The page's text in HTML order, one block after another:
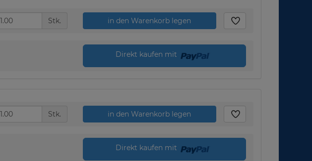
Stk. in den Warenkorb legen
Direkt kaufen mit
Stk. in den Warenkorb legen
Direkt kaufen mit